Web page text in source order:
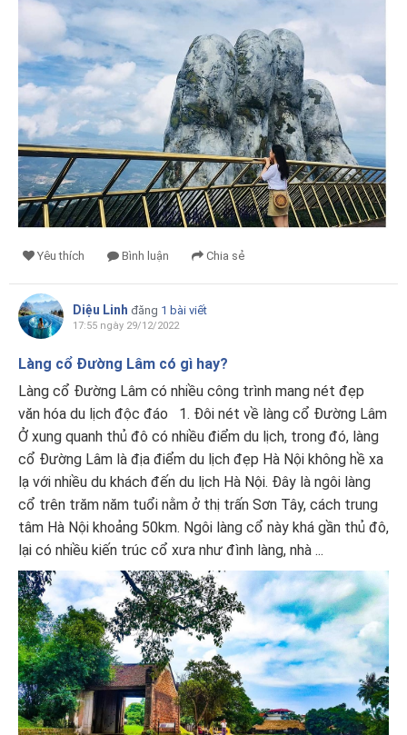
Yêu thích Bình luận Chia sẻ
Diệu Linh đăng 1 bài viết
17:55 ngày 29/12/2022
Làng cổ Đường Lâm có gì hay?
Làng cổ Đường Lâm có nhiều công trình mang nét đẹp
văn hóa du lịch độc đáo 1. Đôi nét về làng cổ Đường Lâm
Ở xung quanh thủ đô có nhiều điểm du lịch, trong đó, làng
cổ Đường Lâm là địa điểm du lịch đẹp Hà Nội không hề xa
lạ với nhiều du khách đến du lịch Hà Nội. Đây là ngôi làng
cổ trên trăm năm tuổi nằm ở thị trấn Sơn Tây, cách trung
tâm Hà Nội khoảng 50km. Ngôi làng cổ này khá gần thủ đô,
lại có nhiều kiến trúc cổ xưa như đình làng, nhà ...